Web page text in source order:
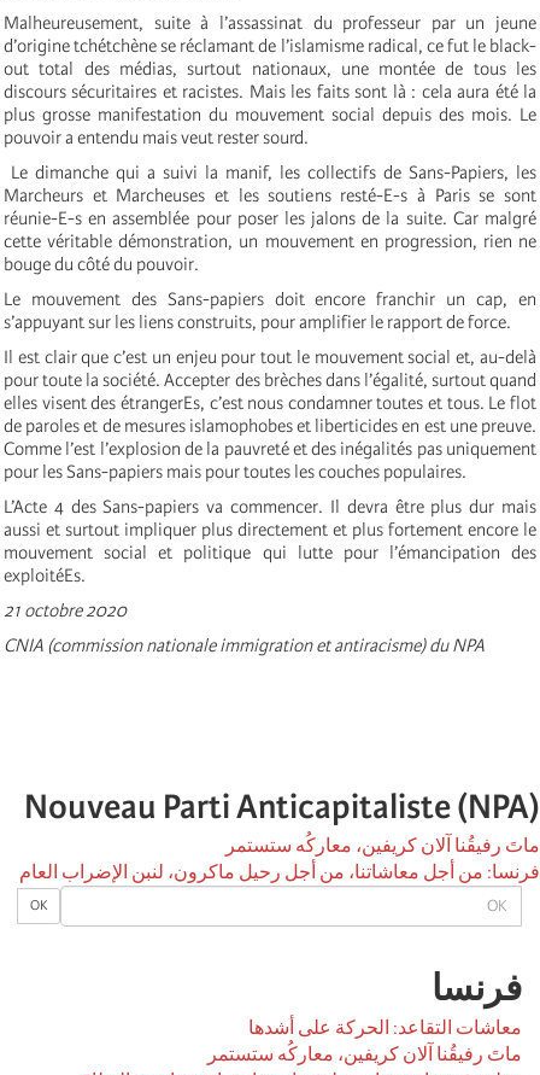
OK
OK
فرنسا
معاشات التقاعد: الحركة على أشدها
ماتَ رفيقُنا آلان كريفين، معاركُه ستستمر
Malheureusement, suite à l’assassinat du professeur par un jeune
d’origine tchétchène se réclamant de l’islamisme radical, ce fut le black-
out total des médias, surtout nationaux, une montée de tous les
discours sécuritaires et racistes. Mais les faits sont là : cela aura été la
plus grosse manifestation du mouvement social depuis des mois. Le
pouvoir a entendu mais veut rester sourd.
Le dimanche qui a suivi la manif, les collectifs de Sans-Papiers, les
Marcheurs et Marcheuses et les soutiens resté-E-s à Paris se sont
réunie-E-s en assemblée pour poser les jalons de la suite. Car malgré
cette véritable démonstration, un mouvement en progression, rien ne
bouge du côté du pouvoir.
Le mouvement des Sans-papiers doit encore franchir un cap, en
s’appuyant sur les liens construits, pour amplifier le rapport de force.
Il est clair que c’est un enjeu pour tout le mouvement social et, au-delà
pour toute la société. Accepter des brèches dans l’égalité, surtout quand
elles visent des étrangerEs, c’est nous condamner toutes et tous. Le flot
de paroles et de mesures islamophobes et liberticides en est une preuve.
Comme l’est l’explosion de la pauvreté et des inégalités pas uniquement
pour les Sans-papiers mais pour toutes les couches populaires.
L’Acte 4 des Sans-papiers va commencer. Il devra être plus dur mais
aussi et surtout impliquer plus directement et plus fortement encore le
mouvement social et politique qui lutte pour l’émancipation des
exploitéEs.
21 octobre 2020
CNIA (commission nationale immigration et antiracisme) du NPA
Nouveau Parti Anticapitaliste (NPA)
ماتَ رفيقُنا آلان كريفين، معاركُه ستستمر
فرنسا: من أجل معاشاتنا، من أجل رحيل ماكرون، لنبن الإضراب العام